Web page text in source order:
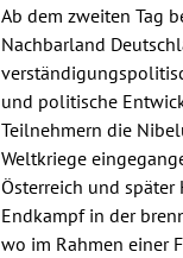
Ab dem zweiten Tag
Nachbarland
und politische
Teilnehmern die
Weltkriege
Österreich und später
Endkampf in der
wo im Rahmen einer